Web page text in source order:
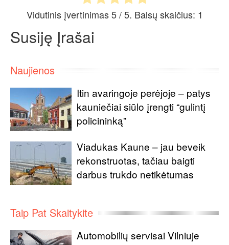
Vidutinis įvertinimas5/ 5. Balsų skaičius: 1
Susiję Įrašai
Naujienos
Itin avaringoje perėjoje – patys
kauniečiai siūlo įrengti “gulintį
policininką”
Viadukas Kaune – jau beveik
rekonstruotas, tačiau baigti
darbus trukdo netikėtumas
Taip Pat Skaitykite
Automobilių servisai Vilniuje